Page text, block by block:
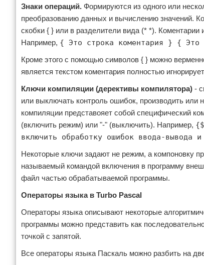
Знаки операций. Формируются из одного или
преобразованию данных и вычислению значений.
скобки { } или в разделители вида (* *).
Например, { Это строка коментария } { Это
Кроме этого с помощью символов { } можно
является текстом коментария полностью
Ключи компиляции (дерективы компилятора) -
или выключать контроль ошибок, производить или
компиляции представояет собой специфический
(включить режим) или "-" (выключить). Например,
включить обработку ошибок ввода-вывода
Некоторые ключи задают не режим, а компоновку
называемый командой включения в программу
файл частью обрабатываемой программы.
Операторы языка в Turbo Pascal
Операторы языка описывают некоторые
программы можно представить как
точкой с запятой.
Все операторы языка Паскаль можно разбить на